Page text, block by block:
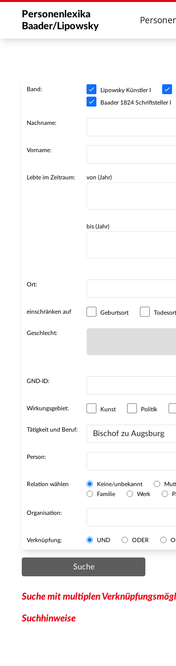
Personenlexika
Baader/Lipowsky
Band: Lipowsky Künstler I
Baader 1824 Schriftsteller I
Nachname:
Vorname:
Lebte im Zeitraum: von (Jahr)
bis (Jahr)
Ort:
einschränken auf Geburtsort Todesort
Geschlecht:
GND-ID:
Wirkungsgebiet: Kunst Politik
Tätigkeit und Beruf:
Person:
Relation wählen Keine/unbekannt
Familie
Werk
Organisation:
Verknüpfung: UND ODER
Suche
Suche mit multiplen
Suchhinweise